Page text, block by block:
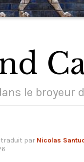
le broyeur
traduit par Nicolas